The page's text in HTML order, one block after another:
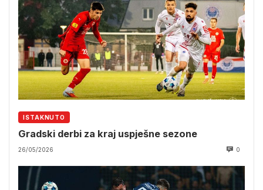
ISTAKNUTO
Gradski derbi za kraj uspješne sezone
26/05/2026 0